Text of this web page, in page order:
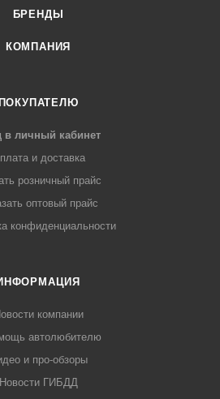
БРЕНДЫ
КОМПАНИЯ
ПОКУПАТЕЛЮ
в личный кабинет
и доставка
розничный прайс
оптовый прайс
конфиденциальности
компании
автолюбителю
и про-обзоры
Новости ГИБДД